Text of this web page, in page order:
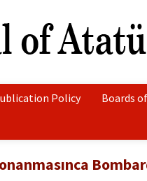
Policy Boards